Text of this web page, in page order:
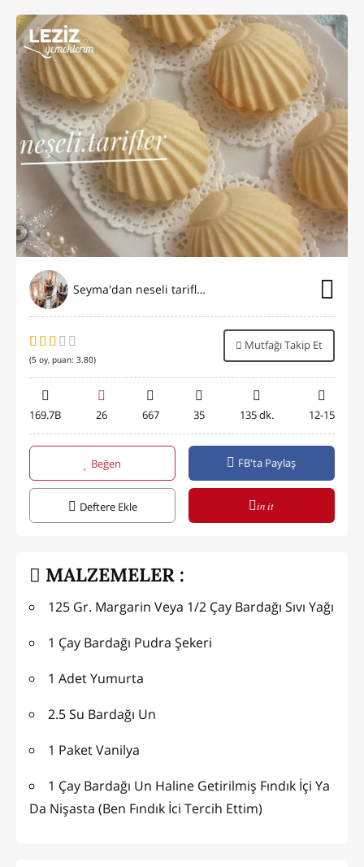
Seyma'dan neseli tarifler
(5 oy, puan: 3.80)
Mutfağı Takip Et
169.7B 26 667 35 135 dk. 12-15
Beğen FB'ta Paylaş
Deftere Ekle in it
MALZEMELER :
125 Gr. Margarin Veya 1/2 Çay Bardağı Sıvı Yağı
1 Çay Bardağı Pudra Şekeri
1 Adet Yumurta
2.5 Su Bardağı Un
1 Paket Vanilya
1 Çay Bardağı Un Haline Getirilmiş Fındık İçi Ya
Da Nişasta (Ben Fındık İci Tercih Ettim)